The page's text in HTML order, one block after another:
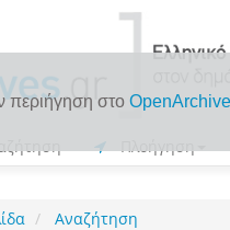
περιήγηση στο
Πλοήγηση
Αναζήτηση